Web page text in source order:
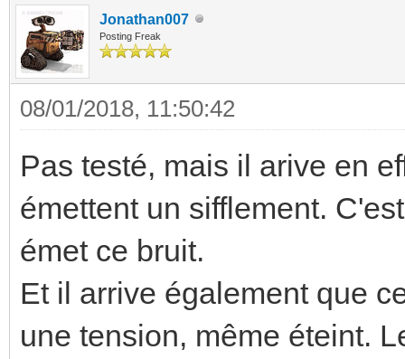
Jonathan007
Posting Freak
08/01/2018, 11:50:42
Pas testé, mais il arive en
émettent un sifflement.
émet ce bruit.
Et il arrive également que
une tension, même éteint.